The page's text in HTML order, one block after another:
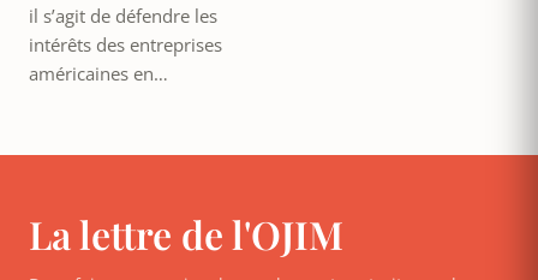
il s’agit de défendre les
intérêts des entreprises
américaines en…
La lettre de l'OJIM